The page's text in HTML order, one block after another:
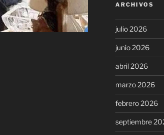
ARCHIVOS
julio 2026
junio 2026
abril 2026
marzo 2026
febrero 2026
septiembre